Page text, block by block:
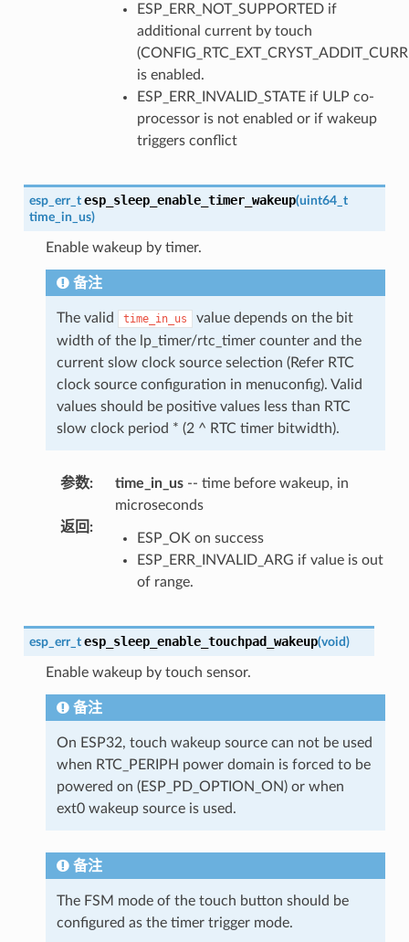
ESP_ERR_NOT_SUPPORTED if
additional current by touch
is enabled.
ESP_ERR_INVALID_STATE if ULP co-
processor is not enabled or if wakeup
triggers conflict
esp_err_t esp_sleep_enable_timer_wakeup(uint64_t
time_in_us)
Enable wakeup by timer.
备注
The valid time_in_us
value depends on the bit
width of the lp_timer/rtc_timer counter and the
current slow clock source selection (Refer RTC
clock source configuration in menuconfig). Valid
values should be positive values less than RTC
slow clock period * (2 ^ RTC timer bitwidth).
参数: time_in_us-- time before wakeup, in
microseconds
返回 :
ESP_OK on success
ESP_ERR_INVALID_ARG if value is out
of range.
esp_err_t esp_sleep_enable_touchpad_wakeup(void)
Enable wakeup by touch sensor.
备注
On ESP32, touch wakeup source can not be used
when RTC_PERIPH power domain is forced to be
powered on (ESP_PD_OPTION_ON) or when
ext0 wakeup source is used.
备注
The FSM mode of the touch button should be
configured as the timer trigger mode.